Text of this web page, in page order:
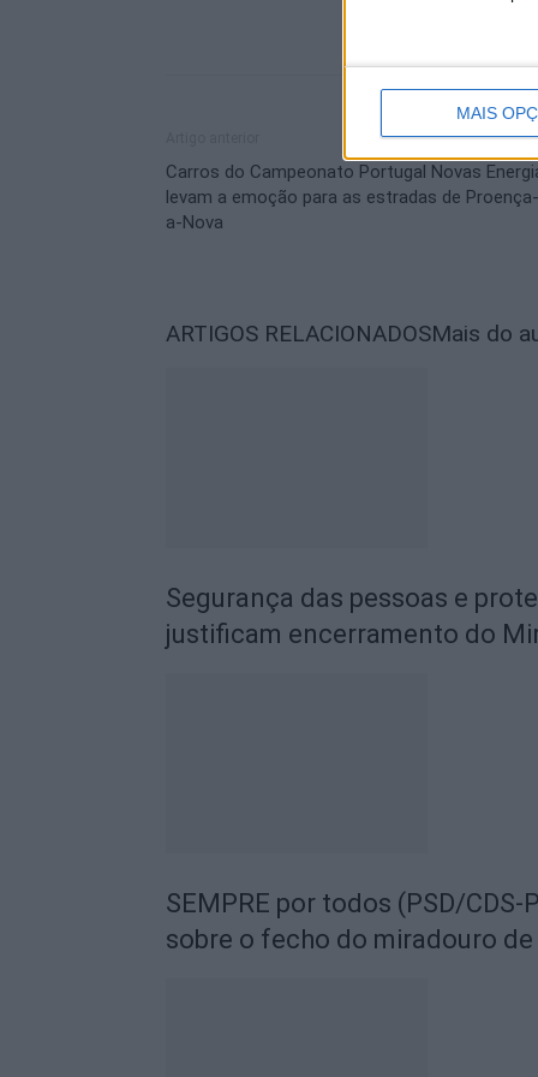
MAIS
Carros do Campeonato Portugal Novas
levam a emoção para as estradas de Proença-
a-Nova
ARTIGOS RELACIONADOSMais do
Segurança das pessoas e
justificam encerramento do
SEMPRE por todos (PSD/
sobre o fecho do miradouro de